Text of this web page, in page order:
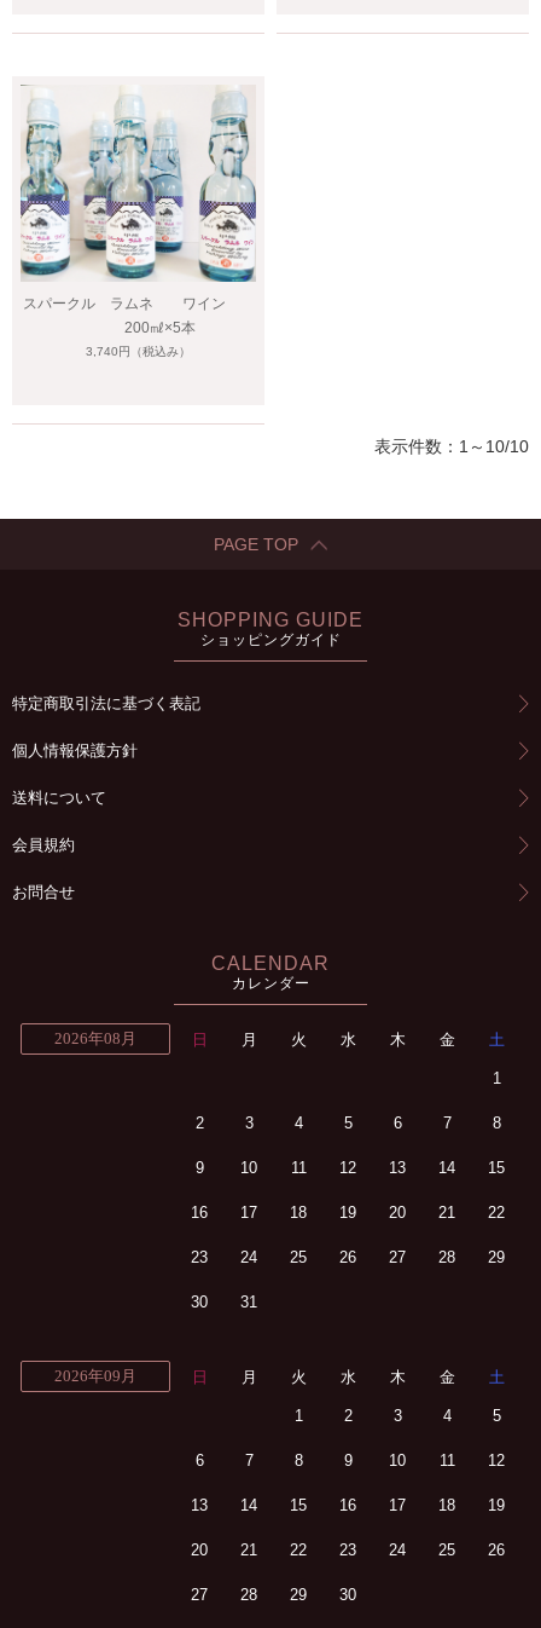
スパークル ラムネ ワイン
200㎖×5本
3,740円 （税込み）
表示件数：1～10/10
PAGE TOP
SHOPPING GUIDE
ショッピングガイド
特定商取引法に基づく表記
個人情報保護方針
送料について
会員規約
お問合せ
CALENDAR
カレンダー
2026年08月 日 月 火 水 木 金 土
1
2 3 4 5 6 7 8
9 10 11 12 13 14 15
16 17 18 19 20 21 22
23 24 25 26 27 28 29
30 31
2026年09月 日 月 火 水 木 金 土
1 2 3 4 5
6 7 8 9 10 11 12
13 14 15 16 17 18 19
20 21 22 23 24 25 26
27 28 29 30